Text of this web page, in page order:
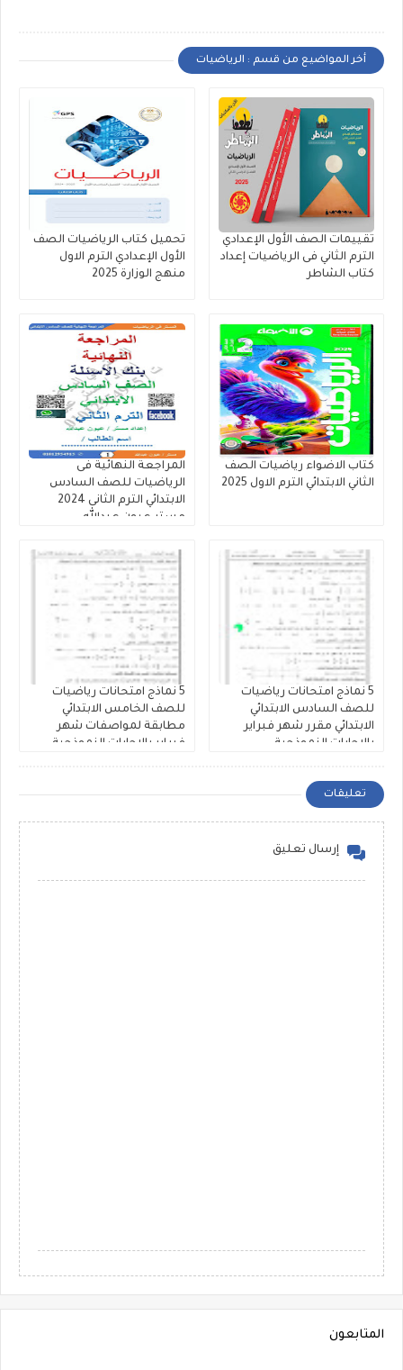
أخر المواضيع من قسم : الرياضيات
تقييمات الصف الأول الإعدادي
الترم الثاني فى الرياضيات إعداد
كتاب الشاطر
تحميل كتاب الرياضيات الصف
الأول الإعدادي الترم الاول
منهج الوزارة 2025
كتاب الاضواء رياضيات الصف
الثاني الابتدائي الترم الاول 2025
المراجعة النهائية فى
الرياضيات للصف السادس
الابتدائي الترم الثانى 2024
مستر عيون عبدالله
5 نماذج امتحانات رياضيات
للصف السادس الابتدائي
الابتدائي مقرر شهر فبراير
بالاجابات النموذجية
5 نماذج امتحانات رياضيات
للصف الخامس الابتدائي
مطابقة لمواصفات شهر
فبراير بالاجابات النموذجية
تعليقات
إرسال تعليق
المتابعون